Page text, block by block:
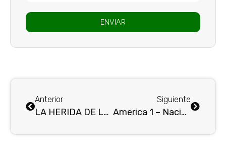
ENVIAR
Anterior
LA HERIDA DE LA ELIMINACIÓN
Siguiente
America 1 – Nacional 1 : Empate «Pírrico» en el Pascual . . .